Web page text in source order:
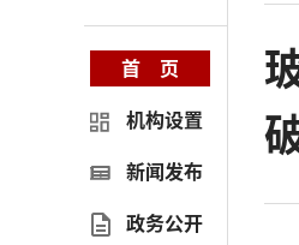
首 页
机构设置
新闻发布
政务公开